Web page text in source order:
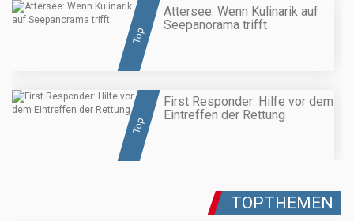
Top
Attersee: Wenn Kulinarik auf
Seepanorama trifft
Top
First Responder: Hilfe vor dem
Eintreffen der Rettung
TOPTHEMEN